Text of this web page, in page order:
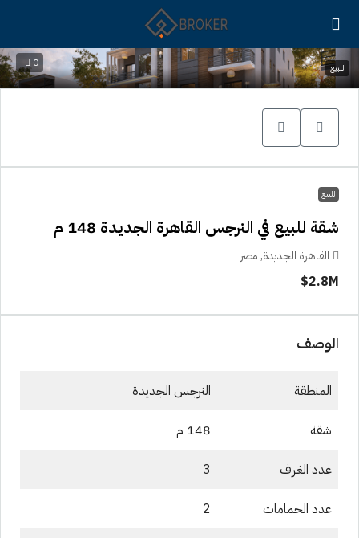
0 للبيع
للبيع
شقة للبيع في النرجس القاهرة الجديدة 148 م
القاهرة الجديدة, مصر
2.8M$
الوصف
المنطقة النرجس الجديدة
شقة 148 م
عدد الغرف 3
عدد الحمامات 2